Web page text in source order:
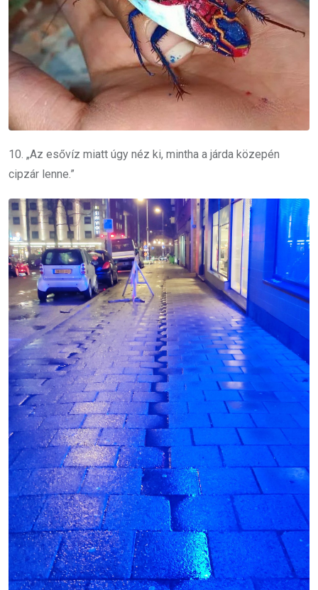
10. „Az esővíz miatt úgy néz ki, mintha a járda közepén
cipzár lenne.”